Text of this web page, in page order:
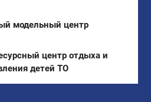
модельный центр
центр отдыха и
детей ТО